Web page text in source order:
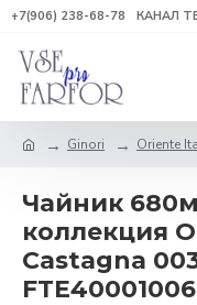
+7(906) 238-68-78 КАНАЛ
Ginori Oriente
Чайник
коллекция
Castagna